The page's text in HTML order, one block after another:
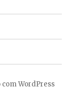
WordPress